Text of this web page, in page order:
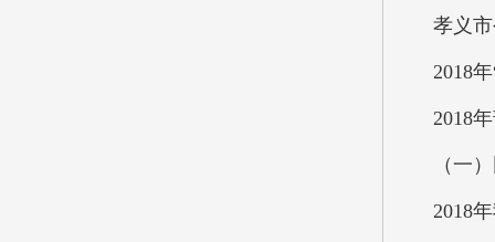
孝义
2018
2018
（一
2018